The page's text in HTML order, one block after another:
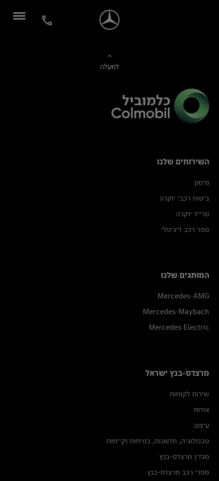
למעלה
השירותים שלנו
מימון
ביטוח רכבי יוקרה
טרייד יוקרה
ספר רכב דיגיטלי
המותגים שלנו
Mercedes-AMG
Mercedes-Maybach
Mercedes Electric
מרצדס-בנץ ישראל
שירות לקוחות
אודות
עיצוב
טכנולוגיה, חדשנות, בטיחות וקיימות
מגזין מרצדס-בנץ
ספרי רכב מרצדס-בנץ